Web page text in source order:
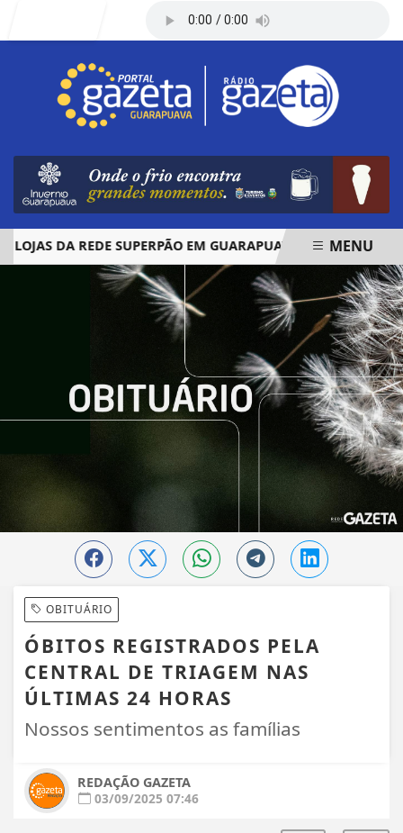
DA REDE SUPERPÃO EM GUARAPUAVA E PALMAS
EM ALTA
MENU
OBITUÁRIO
ÓBITOS REGISTRADOS PELA
CENTRAL DE TRIAGEM NAS
ÚLTIMAS 24 HORAS
Nossos sentimentos as famílias
REDAÇÃO GAZETA
03/09/2025 07:46